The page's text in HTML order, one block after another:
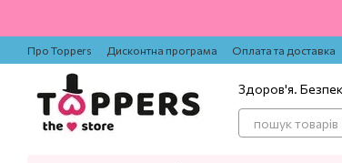
Про Toppers Дисконтна програма Оплата та доставка
Здоров'я.